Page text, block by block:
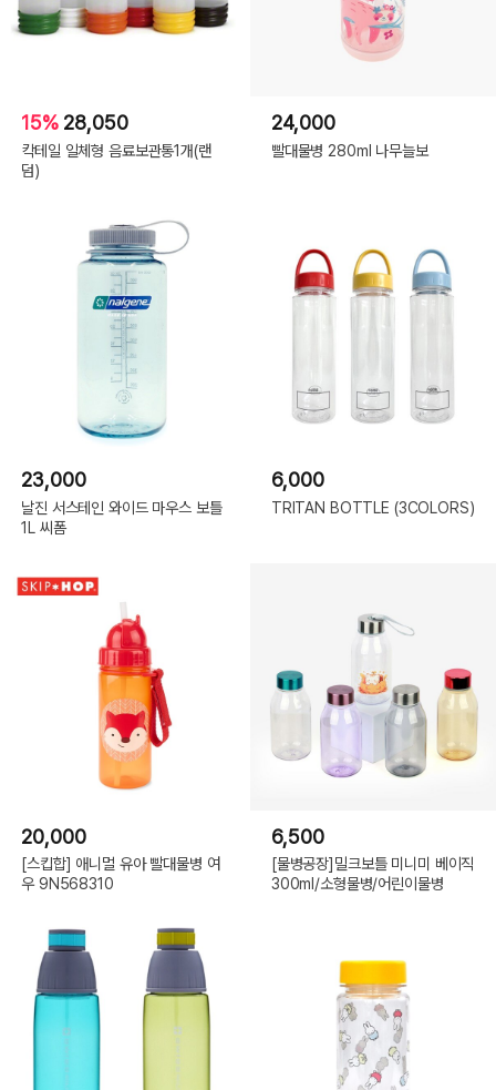
15% 28,050
칵테일 일체형 음료보관통1개(랜
덤)
24,000
빨대물병 280ml 나무늘보
23,000
날진 서스테인 와이드 마우스 보틀
1L 씨폼
6,000
TRITAN BOTTLE (3COLORS)
20,000
[스킵합] 애니멀 유아 빨대물병 여
우 9N568310
6,500
[물병공장]밀크보틀 미니미 베이직
300ml/소형물병/어린이물병